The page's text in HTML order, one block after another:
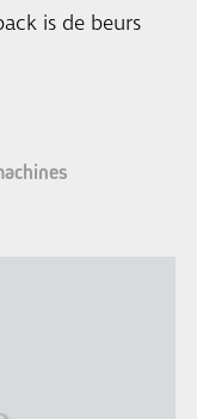
is de beurs